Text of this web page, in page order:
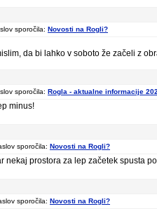
sporočila: Novosti na Rogli?
da bi lahko v soboto že začeli z
sporočila: Rogla - aktualne informacije
minus!
sporočila: Novosti na Rogli?
prostora za lep začetek spusta
sporočila: Novosti na Rogli?